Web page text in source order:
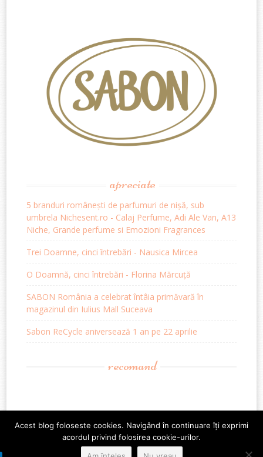
apreciate
5 branduri românești de parfumuri de nișă, sub
umbrela Nichesent.ro - Calaj Perfume, Adi Ale Van, A13
Niche, Grande perfume si Emozioni Fragrances
Trei Doamne, cinci întrebări - Nausica Mircea
O Doamnă, cinci întrebări - Florina Mărcuță
SABON România a celebrat întâia primăvară în
magazinul din Iulius Mall Suceava
Sabon ReCycle aniversează 1 an pe 22 aprilie
recomand
Acest blog foloseste cookies. Navigând în continuare îți exprimi
acordul privind folosirea cookie-urilor.